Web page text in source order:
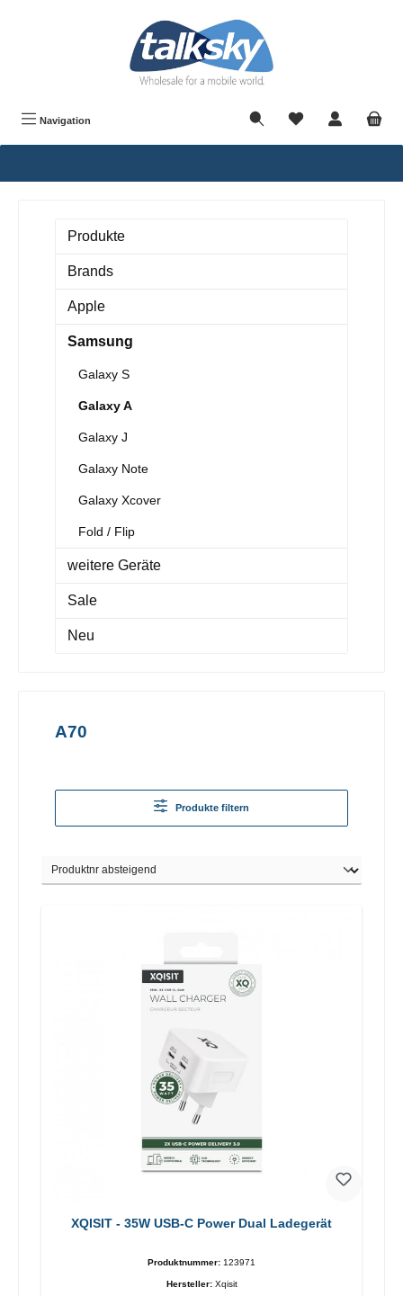
Navigation
Produkte
Brands
Apple
Samsung
Galaxy S
Galaxy A
Galaxy J
Galaxy Note
Galaxy Xcover
Fold / Flip
weitere Geräte
Sale
Neu
A70
Produkte filtern
XQISIT - 35W USB-C Power Dual Ladegerät
Produktnummer: 123971
Hersteller: Xqisit